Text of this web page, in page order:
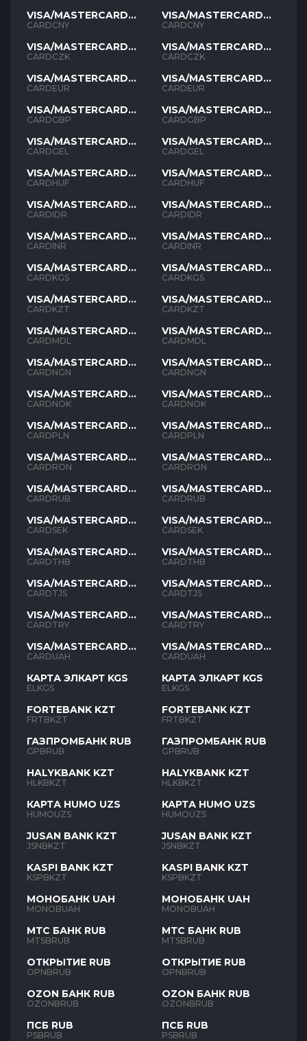
VISA/MASTERCARD
CNY
CARDCNY
VISA/MASTERCARD
CZK
CARDCZK
VISA/MASTERCARD
EUR
CARDEUR
VISA/MASTERCARD
GBP
CARDGBP
VISA/MASTERCARD
GEL
CARDGEL
VISA/MASTERCARD
HUF
CARDHUF
VISA/MASTERCARD
IDR
CARDIDR
VISA/MASTERCARD
INR
CARDINR
VISA/MASTERCARD
KGS
CARDKGS
VISA/MASTERCARD
KZT
CARDKZT
VISA/MASTERCARD
MDL
CARDMDL
VISA/MASTERCARD
NGN
CARDNGN
VISA/MASTERCARD
NOK
CARDNOK
VISA/MASTERCARD
PLN
CARDPLN
VISA/MASTERCARD
RON
CARDRON
VISA/MASTERCARD
RUB
CARDRUB
VISA/MASTERCARD
SEK
CARDSEK
VISA/MASTERCARD
THB
CARDTHB
VISA/MASTERCARD
TJS
CARDTJS
VISA/MASTERCARD
TYR
CARDTRY
VISA/MASTERCARD
UAH
CARDUAH
КАРТА ЭЛКАРТ KGS
ELKGS
FORTEBANK KZT
FRTBKZT
ГАЗПРОМБАНК RUB
GPBRUB
HALYKBANK KZT
HLKBKZT
КАРТА HUMO UZS
HUMOUZS
JUSAN BANK KZT
JSNBKZT
KASPI BANK KZT
KSPBKZT
МОНОБАНК UAH
MONOBUAH
МТС БАНК RUB
MTSBRUB
ОТКРЫТИЕ RUB
OPNBRUB
OZON БАНК RUB
OZONBRUB
ПСБ RUB
PSBRUB
VISA/MASTERCARD
CNY
CARDCNY
VISA/MASTERCARD
CZK
CARDCZK
VISA/MASTERCARD
EUR
CARDEUR
VISA/MASTERCARD
GBP
CARDGBP
VISA/MASTERCARD
GEL
CARDGEL
VISA/MASTERCARD
HUF
CARDHUF
VISA/MASTERCARD
IDR
CARDIDR
VISA/MASTERCARD
INR
CARDINR
VISA/MASTERCARD
KGS
CARDKGS
VISA/MASTERCARD
KZT
CARDKZT
VISA/MASTERCARD
MDL
CARDMDL
VISA/MASTERCARD
NGN
CARDNGN
VISA/MASTERCARD
NOK
CARDNOK
VISA/MASTERCARD
PLN
CARDPLN
VISA/MASTERCARD
RON
CARDRON
VISA/MASTERCARD
RUB
CARDRUB
VISA/MASTERCARD
SEK
CARDSEK
VISA/MASTERCARD
THB
CARDTHB
VISA/MASTERCARD
TJS
CARDTJS
VISA/MASTERCARD
TYR
CARDTRY
VISA/MASTERCARD
UAH
CARDUAH
КАРТА ЭЛКАРТ KGS
ELKGS
FORTEBANK KZT
FRTBKZT
ГАЗПРОМБАНК RUB
GPBRUB
HALYKBANK KZT
HLKBKZT
КАРТА HUMO UZS
HUMOUZS
JUSAN BANK KZT
JSNBKZT
KASPI BANK KZT
KSPBKZT
МОНОБАНК UAH
MONOBUAH
МТС БАНК RUB
MTSBRUB
ОТКРЫТИЕ RUB
OPNBRUB
OZON БАНК RUB
OZONBRUB
ПСБ RUB
PSBRUB